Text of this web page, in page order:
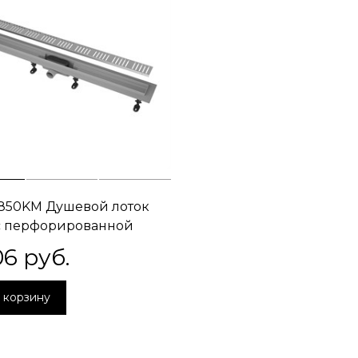
Душевой лоток
перфорированной
85 см
руб.